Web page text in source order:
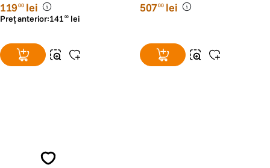
11900 lei
Preț anterior:141 00 lei
50700 lei